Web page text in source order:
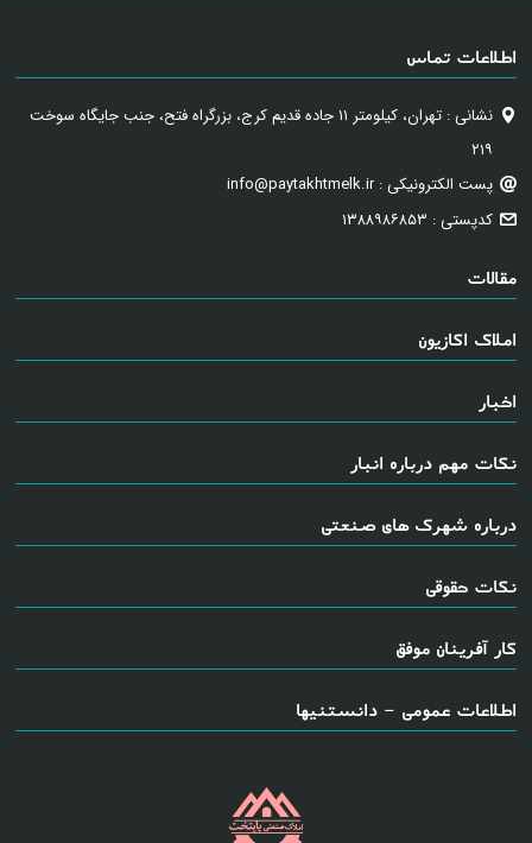
اطلاعات تماس
نشانی : تهران، کیلومتر ۱۱ جاده قدیم کرج، بزرگراه فتح، جنب جایگاه سوخت
۲۱۹
پست الکترونیکی : info@paytakhtmelk.ir
کدپستی : ۱۳۸۸۹۸۶۸۵۳
مقالات
املاک اکازیون
اخبار
نکات مهم درباره انبار
درباره شهرک های صنعتی
نکات حقوقی
کار آفرینان موفق
اطلاعات عمومی - دانستنیها